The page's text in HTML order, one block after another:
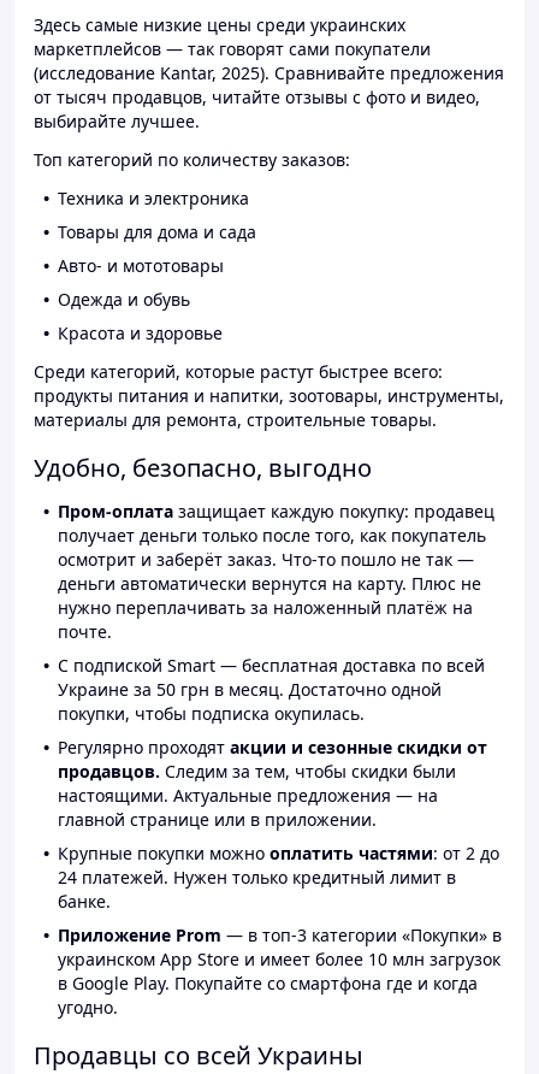
Здесь самые низкие цены среди украинских
маркетплейсов — так говорят сами покупатели
(исследование Kantar, 2025). Сравнивайте предложения
от тысяч продавцов, читайте отзывы с фото и видео,
выбирайте лучшее.
Топ категорий по количеству заказов:
Техника и электроника
Товары для дома и сада
Авто- и мототовары
Одежда и обувь
Красота и здоровье
Среди категорий, которые растут быстрее всего:
продукты питания и напитки, зоотовары, инструменты,
материалы для ремонта, строительные товары.
Удобно, безопасно, выгодно
Пром-оплата защищает каждую покупку: продавец
получает деньги только после того, как покупатель
осмотрит и заберёт заказ. Что-то пошло не так —
деньги автоматически вернутся на карту. Плюс не
нужно переплачивать за наложенный платёж на
почте.
С подпиской Smart — бесплатная доставка по всей
Украине за 50 грн в месяц. Достаточно одной
покупки, чтобы подписка окупилась.
Регулярно проходят акции и сезонные скидки от
продавцов. Следим за тем, чтобы скидки были
настоящими. Актуальные предложения — на
главной странице или в приложении.
Крупные покупки можно оплатить частями: от 2 до
24 платежей. Нужен только кредитный лимит в
банке.
Приложение Prom — в топ-3 категории «Покупки» в
украинском App Store и имеет более 10 млн загрузок
в Google Play. Покупайте со смартфона где и когда
угодно.
Продавцы со всей Украины